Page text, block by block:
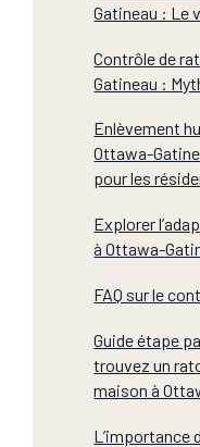
Gatineau : Le
Contrôle de
Gatineau :
Enlèvement
Ottawa-
pour les
Explorer
à Ottawa-
FAQ sur le
Guide étape
trouvez un
maison à
L’importance